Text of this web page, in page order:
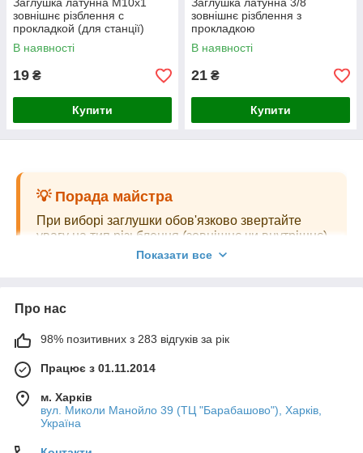
зовнішнє різблення с
прокладкой (для станції)
В наявності
19 ₴
Купити
зовнішнє різблення з
прокладкою
В наявності
21 ₴
Купити
💡 Порада майстра
При виборі заглушки обов'язково звертайте
увагу на тип різьблення (зовнішнє чи внутрішнє)
та наявність ущільнювальної прокладки. Якщо
систем, що підлягають перевірці
стануть посилені заглушки під пломбу.
Часті запитання
Показати все
Про нас
98% позитивних з 283 відгуків за рік
Працює з 01.11.2014
м. Харків
вул. Миколи Манойло 39 (ТЦ "Барабашово"), Харків,
Україна